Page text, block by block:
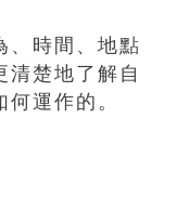
、時間、地點
清楚地了解自
運作的。